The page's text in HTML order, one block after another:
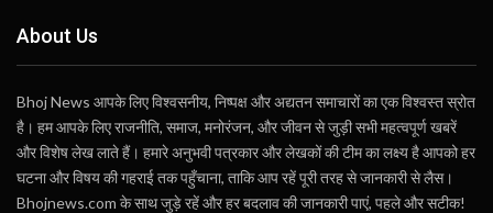
About Us
Bhoj News आपके लिए विश्वसनीय, निष्पक्ष और अद्यतन समाचारों का एक विश्वस्त स्रोत
है। हम आपके लिए राजनीति, समाज, मनोरंजन, और जीवन से जुड़ी सभी महत्वपूर्ण खबरें
और विशेष लेख लाते हैं। हमारे अनुभवी पत्रकार और लेखकों की टीम का लक्ष्य है आपको हर
घटना और विषय की गहराई तक पहुँचाना, ताकि आप रहें पूरी तरह से जानकारी से लैस।
Bhojnews.com के साथ जुड़े रहें और हर बदलाव की जानकारी पाएं, पहले और सटीक!